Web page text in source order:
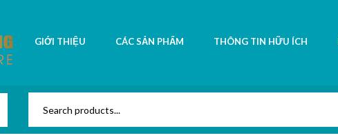
GIỚI THIỆU CÁC SẢN PHẨM THÔNG TIN HỮU ÍCH